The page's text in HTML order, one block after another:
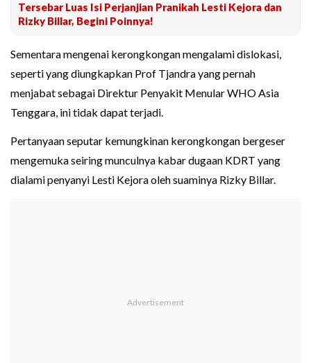
Tersebar Luas Isi Perjanjian Pranikah Lesti Kejora dan
Rizky Billar, Begini Poinnya!
Sementara mengenai kerongkongan mengalami dislokasi,
seperti yang diungkapkan Prof Tjandra yang pernah
menjabat sebagai Direktur Penyakit Menular WHO Asia
Tenggara, ini tidak dapat terjadi.
Pertanyaan seputar kemungkinan kerongkongan bergeser
mengemuka seiring munculnya kabar dugaan KDRT yang
dialami penyanyi Lesti Kejora oleh suaminya Rizky Billar.